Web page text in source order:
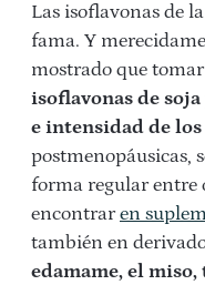
Las isoflavonas de
fama. Y
mostrado que tomar
isoflavonas de soja
e intensidad de los
postmenopáusicas,
forma regular entre
encontraren
también en
edamame, el